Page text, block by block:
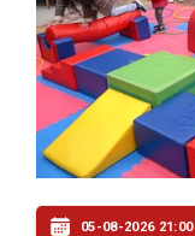
05-08-2026 21:00